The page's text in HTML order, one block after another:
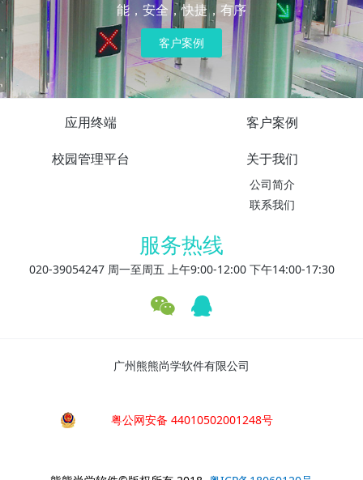
能，安全，快捷，有序
客户案例
应用终端 客户案例
校园管理平台 关于我们
公司简介
联系我们
服务热线
020-39054247 周一至周五 上午9:00-12:00 下午14:00-17:30
广州熊熊尚学软件有限公司
粤公网安备 44010502001248号